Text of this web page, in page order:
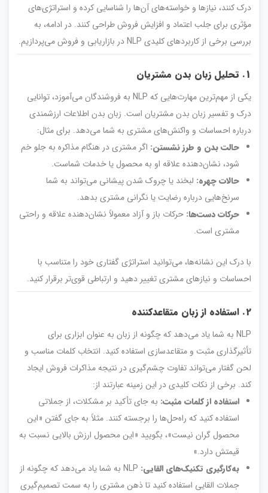
درک کنند، نیازها و خواسته‌های آن‌ها را شناسایی کرده و استراتژی‌های
مؤثری برای جلب اعتماد و افزایش فروش طراحی کنند. در ادامه، به
بررسی برخی از کاربردهای کلیدی NLP در بازاریابی و فروش می‌پردازیم.
1. تحلیل زبان بدن مشتریان
یکی از مهم‌ترین مهارت‌هایی که NLP به فروشندگان می‌آموزد، توانایی
درک و تفسیر زبان بدن مشتریان است. زبان بدن اطلاعات ارزشمندی
درباره احساسات و واکنش‌های مشتری به شما می‌دهد. برای مثال:
حالت بدن و طرز نشستن: اگر مشتری در هنگام مذاکره به جلو خم
شود، نشان‌دهنده علاقه او به محصول یا خدمات شماست.
حالات چهره: لبخند یا چروک شدن پیشانی می‌تواند به شما
سرنخ‌هایی درباره رضایت یا نگرانی مشتری بدهد.
حرکات دست‌ها: حرکات باز و آزاد معمولاً نشان‌دهنده علاقه و راحتی
مشتری است.
با درک این نشانه‌ها، می‌توانید استراتژی گفتاری خود را متناسب با
احساسات و نیازهای مشتری تغییر دهید و ارتباطی قوی‌تر برقرار کنید.
2. استفاده از زبان متقاعدکننده
NLP به شما یاد می‌دهد که چگونه از زبان به عنوان ابزاری برای
تأثیرگذاری مثبت و متقاعدسازی استفاده کنید. انتخاب کلمات مناسب و
لحن گفتار می‌تواند تفاوت چشم‌گیری در نتیجه مذاکرات فروش ایجاد
کند. برخی از نکات کلیدی در این زمینه عبارتند از:
استفاده از کلمات مثبت: به جای تأکید بر مشکلات، از جملاتی
استفاده کنید که راه‌حل‌ها را برجسته کنند. مثلاً به جای گفتن «این
محصول گران نیست»، بگویید «این محصول ارزش بالایی نسبت به
قیمتش دارد.»
به‌کارگیری تکنیک‌های القایی:
NLP به شما یاد می‌دهد که چگونه از
جملات القایی استفاده کنید تا ذهن مشتری را به سمت تصمیم‌گیری